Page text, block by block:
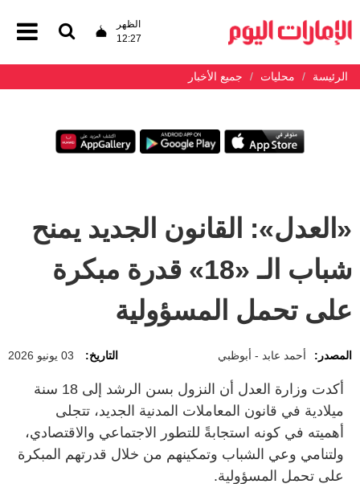
الظهر
12:27
الرئيسة محليات جميع الأخبار
«العدل»: القانون الجديد يمنح
شباب الـ «18» قدرة مبكرة
على تحمل المسؤولية
المصدر: أحمد عابد - أبوظبي التاريخ: 03 يونيو 2026
أكدت وزارة العدل أن النزول بسن الرشد إلى 18 سنة
ميلادية في قانون المعاملات المدنية الجديد، تتجلى
أهميته في كونه استجابةً للتطور الاجتماعي والاقتصادي،
ولتنامي وعي الشباب وتمكينهم من خلال قدرتهم المبكرة
على تحمل المسؤولية.